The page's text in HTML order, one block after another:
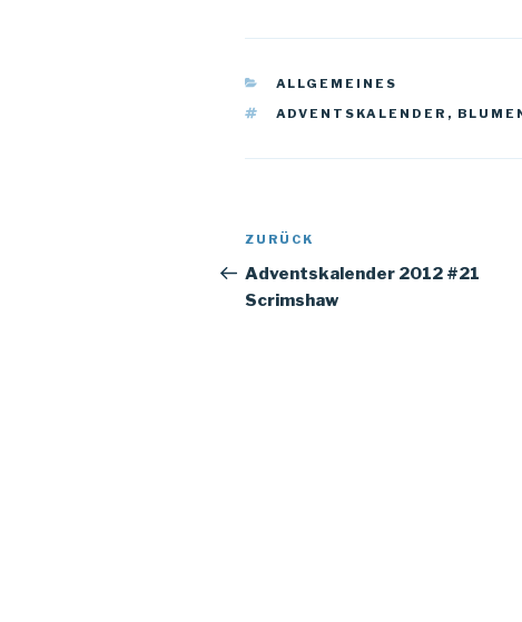
KATEGORIEN
ALLGEMEINES
SCHLAGWÖRTER
ADVENTSKALENDER ,
Beitrags-
Navigation
Vorheriger
Beitrag
ZURÜCK
Adventskalender 2012 #21
Scrimshaw